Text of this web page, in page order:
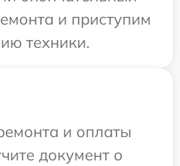
и приступим
техники.
и оплаты
документ о